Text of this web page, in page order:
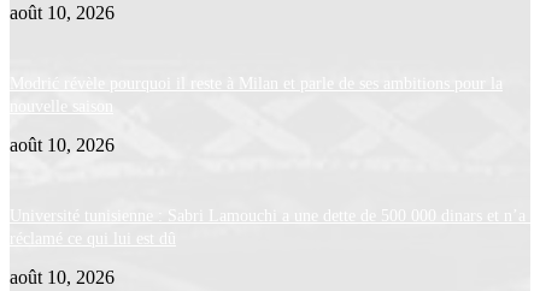
août 10, 2026
Modrić révèle pourquoi il reste à Milan et parle de ses ambitions pour la
nouvelle saison
août 10, 2026
Université tunisienne : Sabri Lamouchi a une dette de 500 000 dinars et n’a
réclamé ce qui lui est dû
août 10, 2026